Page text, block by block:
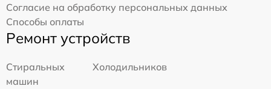
Согласие на обработку персональных данных
Способы оплаты
Ремонт устройств
Стиральных
машин
Холодильников